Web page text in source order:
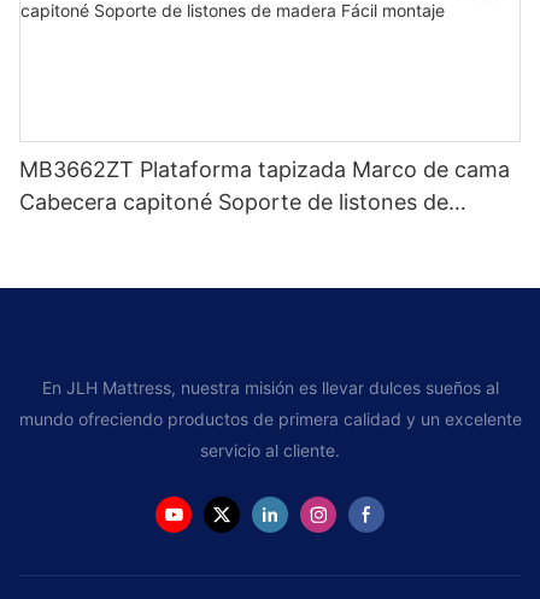
MB3662ZT Plataforma tapizada Marco de cama
Cabecera capitoné Soporte de listones de
En JLH Mattress, nuestra misión es llevar dulces sueños al
mundo ofreciendo productos de primera calidad y un excelente
servicio al cliente.